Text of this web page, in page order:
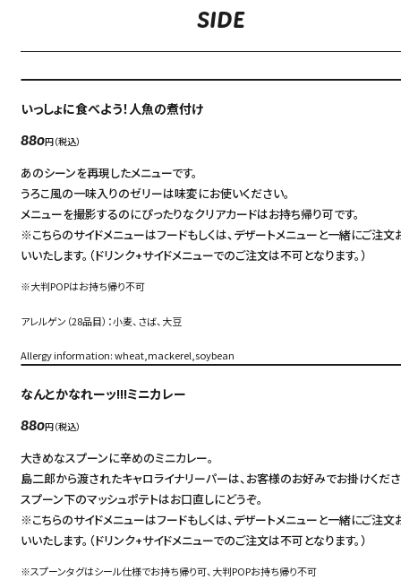
SIDE
いっしょに食べよう！人魚の煮付け
880円（税込）
あのシーンを再現したメニューです。
うろこ風の一味入りのゼリーは味変にお使いください。
メニューを撮影するのにぴったりなクリアカードはお持ち帰り可です。
※こちらのサイドメニューはフードもしくは、デザートメニューと一緒にご注文
いいたします。（ドリンク+サイドメニューでのご注文は不可となります。）
※大判POPはお持ち帰り不可
アレルゲン（28品目）：小麦、さば、大豆
Allergy information: wheat,mackerel,soybean
なんとかなれーッ!!!ミニカレー
880円（税込）
大きめなスプーンに辛めのミニカレー。
島二郎から渡されたキャロライナリーパーは、お客様のお好みでお掛けくださ
スプーン下のマッシュポテトはお口直しにどうぞ。
※こちらのサイドメニューはフードもしくは、デザートメニューと一緒にご注文
いいたします。（ドリンク+サイドメニューでのご注文は不可となります。）
※スプーンタグはシール仕様でお持ち帰り可、大判POPお持ち帰り不可